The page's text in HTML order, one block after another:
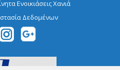
Ενοικιάσεις Χανιά
Δεδομένων